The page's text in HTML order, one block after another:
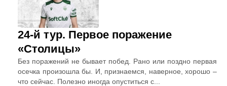
24-й тур. Первое поражение
«Столицы»
Без поражений не бывает побед. Рано или поздно первая
осечка произошла бы. И, признаемся, наверное, хорошо –
что сейчас. Полезно иногда опуститься с...